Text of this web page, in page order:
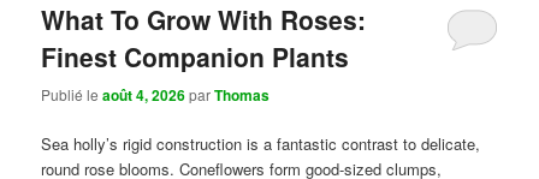
What To Grow With Roses:
Finest Companion Plants
Publié leaoût 4, 2026parThomas
Sea holly’s rigid construction is a fantastic contrast to delicate,
round rose blooms. Coneflowers form good-sized clumps,